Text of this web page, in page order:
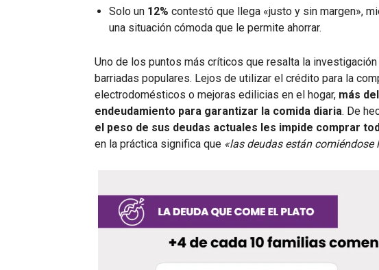
Solo un 12% contestó que llega «justo y sin margen»,
una situación cómoda que le permite ahorrar.
Uno de los puntos más críticos que resalta la
barriadas populares. Lejos de utilizar el crédito para la
electrodomésticos o mejoras edilicias en el hogar, más
endeudamiento para garantizar la comida diaria. De
el peso de sus deudas actuales les impide comprar
en la práctica significa que «las deudas están comiéndose